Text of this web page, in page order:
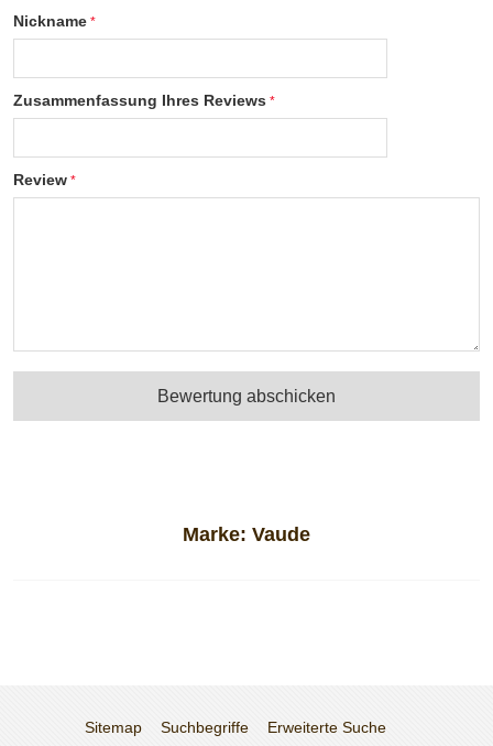
Marke: Vaude
Nickname
Zusammenfassung Ihres Reviews
Review
Bewertung abschicken
Sitemap Suchbegriffe Erweiterte Suche